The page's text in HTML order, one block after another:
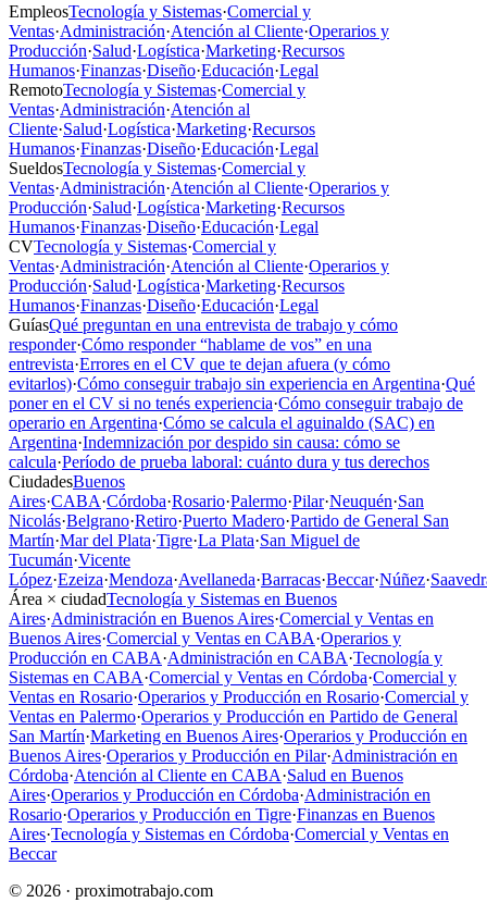
EmpleosTecnología y Sistemas·Comercial y
Ventas·Administración·Atención al Cliente·Operarios y
Producción·Salud·Logística·Marketing·Recursos
Humanos·Finanzas·Diseño·Educación·Legal
RemotoTecnología y Sistemas·Comercial y
Ventas·Administración·Atención al
Cliente·Salud·Logística·Marketing·Recursos
Humanos·Finanzas·Diseño·Educación·Legal
SueldosTecnología y Sistemas·Comercial y
Ventas·Administración·Atención al Cliente·Operarios y
Producción·Salud·Logística·Marketing·Recursos
Humanos·Finanzas·Diseño·Educación·Legal
CVTecnología y Sistemas·Comercial y
Ventas·Administración·Atención al Cliente·Operarios y
Producción·Salud·Logística·Marketing·Recursos
Humanos·Finanzas·Diseño·Educación·Legal
GuíasQué preguntan en una entrevista de trabajo y cómo
responder·Cómo responder “hablame de vos” en una
entrevista·Errores en el CV que te dejan afuera (y cómo
evitarlos)·Cómo conseguir trabajo sin experiencia en Argentina·Qué
poner en el CV si no tenés experiencia·Cómo conseguir trabajo de
operario en Argentina·Cómo se calcula el aguinaldo (SAC) en
Argentina·Indemnización por despido sin causa: cómo se
calcula·Período de prueba laboral: cuánto dura y tus derechos
CiudadesBuenos
Aires·CABA·Córdoba·Rosario·Palermo·Pilar·Neuquén·San
Nicolás·Belgrano·Retiro·Puerto Madero·Partido de General San
Martín·Mar del Plata·Tigre·La Plata·San Miguel de
Tucumán·Vicente
López·Ezeiza·Mendoza·Avellaneda·Barracas·Beccar·Núñez·
Área × ciudadTecnología y Sistemas en Buenos
Aires·Administración en Buenos Aires·Comercial y Ventas en
Buenos Aires·Comercial y Ventas en CABA·Operarios y
Producción en CABA·Administración en CABA·Tecnología y
Sistemas en CABA·Comercial y Ventas en Córdoba·Comercial y
Ventas en Rosario·Operarios y Producción en Rosario·Comercial y
Ventas en Palermo·Operarios y Producción en Partido de General
San Martín·Marketing en Buenos Aires·Operarios y Producción en
Buenos Aires·Operarios y Producción en Pilar·Administración en
Córdoba·Atención al Cliente en CABA·Salud en Buenos
Aires·Operarios y Producción en Córdoba·Administración en
Rosario·Operarios y Producción en Tigre·Finanzas en Buenos
Aires·Tecnología y Sistemas en Córdoba·Comercial y Ventas en
Beccar
© 2026 · proximotrabajo.com